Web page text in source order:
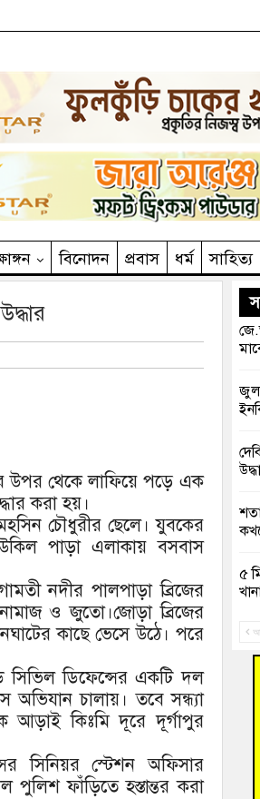
বিনোদন প্রবাস ধর্ম সাহিত‌্য
উপর থেকে লাফিয়ে পড়ে এক
করা হয়।
চৌধুরীর ছেলে। যুবকের
পাড়া এলাকায় বসবাস
নদীর পালপাড়া ব্রিজের
ও জুতো।জোড়া ব্রিজের
কাছে ভেসে উঠে। পরে
সিভিল ডিফেন্সের একটি দল
চালায়। তবে সন্ধ্যা
আড়াই কিঃমি দূরে দূর্গাপুর
সিনিয়র স্টেশন অফিসার
পুলিশ ফাঁড়িতে হস্তান্তর করা
৫